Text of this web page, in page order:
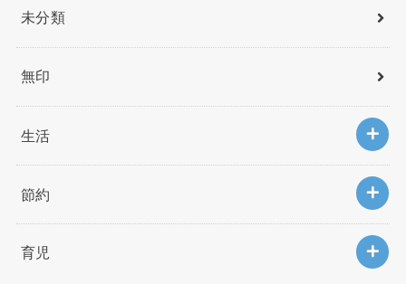
未分類
無印
生活
節約
育児